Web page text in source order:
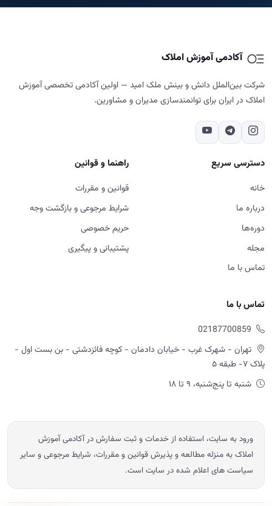
آکادمی آموزش املاک
شرکت بین‌الملل دانش و بینش ملک امید — اولین آکادمی تخصصی آموزش
املاک در ایران برای توانمندسازی مدیران و مشاورین.
دسترسی سریع
خانه
درباره ما
دوره‌ها
مجله
تماس با ما
راهنما و قوانین
قوانین و مقررات
شرایط مرجوعی و بازگشت وجه
حریم خصوصی
پشتیبانی و پیگیری
تماس با ما
02187700859
تهران - شهرک غرب - خیابان دادمان - کوچه فائزدشتی - بن بست اول -
پلاک ۷- طبقه ۵
شنبه تا پنج‌شنبه، ۹ تا ۱۸
ورود به سایت، استفاده از خدمات و ثبت سفارش در آکادمی آموزش
املاک به منزله مطالعه و پذیرش قوانین و مقررات، شرایط مرجوعی و سایر
سیاست های اعلام شده در سایت است.